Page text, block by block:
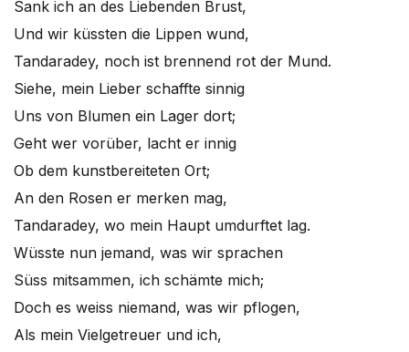
Sank ich an des Liebenden Brust,
Und wir küssten die Lippen wund,
Tandaradey, noch ist brennend rot der Mund.
Siehe, mein Lieber schaffte sinnig
Uns von Blumen ein Lager dort;
Geht wer vorüber, lacht er innig
Ob dem kunstbereiteten Ort;
An den Rosen er merken mag,
Tandaradey, wo mein Haupt umdurftet lag.
Wüsste nun jemand, was wir sprachen
Süss mitsammen, ich schämte mich;
Doch es weiss niemand, was wir pflogen,
Als mein Vielgetreuer und ich,